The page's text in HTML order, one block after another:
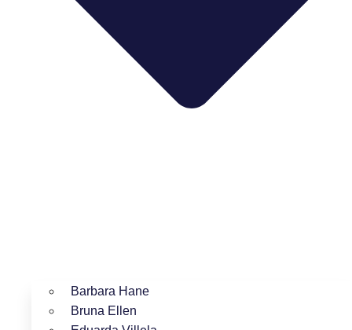
Barbara Hane
Bruna Ellen